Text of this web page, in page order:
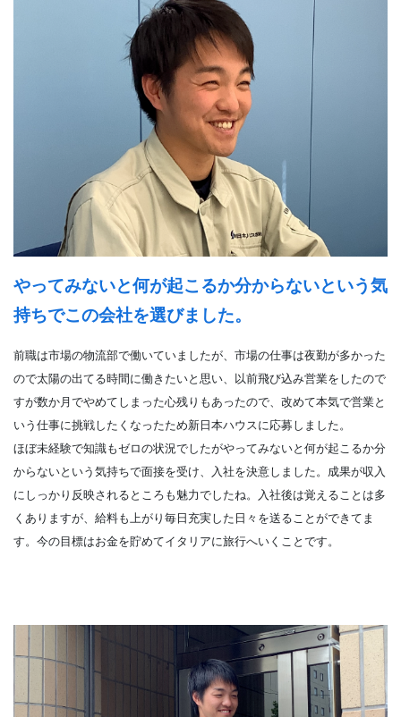
やってみないと何が起こるか分からないという気
持ちでこの会社を選びました。
前職は市場の物流部で働いていましたが、市場の仕事は夜勤が多かった
ので太陽の出てる時間に働きたいと思い、以前飛び込み営業をしたので
すが数か月でやめてしまった心残りもあったので、改めて本気で営業と
いう仕事に挑戦したくなったため新日本ハウスに応募しました。
ほぼ未経験で知識もゼロの状況でしたがやってみないと何が起こるか分
からないという気持ちで面接を受け、入社を決意しました。成果が収入
にしっかり反映されるところも魅力でしたね。入社後は覚えることは多
くありますが、給料も上がり毎日充実した日々を送ることができてま
す。今の目標はお金を貯めてイタリアに旅行へいくことです。